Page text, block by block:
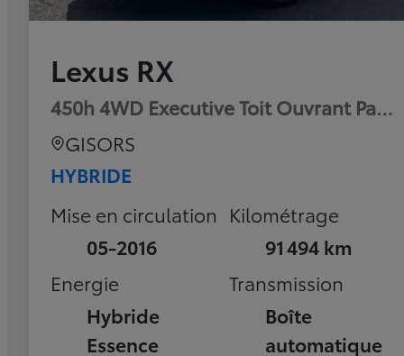
Lexus RX
450h 4WD Executive Toit Ouvrant
GISORS
HYBRIDE
Mise en circulation
05-2016
Kilométrage
91 494 km
Energie
Hybride
Essence
Transmission
Boîte
automatique